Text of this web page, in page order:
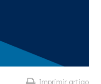
Imprimir artigo